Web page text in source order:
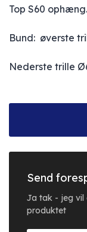
Top S60 ophæng.
Bund: øverste
Nederste trille
Send
Ja tak - jeg vil
produktet